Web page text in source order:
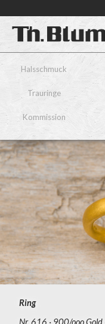
Halsschmuck
Trauringe
Kommission
Ring
Nr. 616
900/ooo Gold